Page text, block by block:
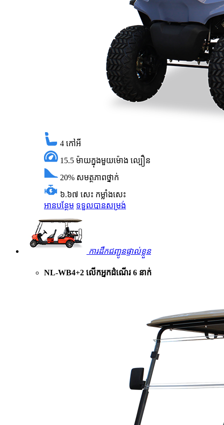
4 កៅអី
15.5 ម៉ាយក្នុងមួយម៉ោង ល្បឿន
20% សមត្ថភាពថ្នាក់
៦.៦៧ សេះ កម្លាំងសេះ
អានបន្ថែម ទទួលបានសម្រង់
ការដឹកជញ្ជូនផ្ទាល់ខ្លួន
NL-WB4+2 លើកអ្នកដំណើរ 6 នាក់